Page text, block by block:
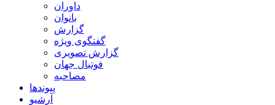
داوران
بانوان
گزارش
گفتگوی ویژه
گزارش تصویری
فوتبال جهان
مصاحبه
پیوندها
آرشیو